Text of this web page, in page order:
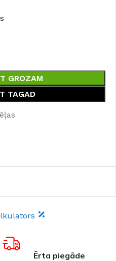
GROZAM
TAGAD
Ērta piegāde